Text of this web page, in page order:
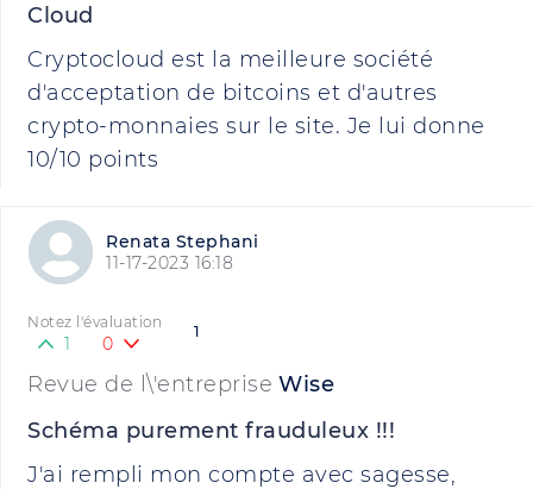
Cloud
Cryptocloud est la meilleure société
d'acceptation de bitcoins et d'autres
crypto-monnaies sur le site. Je lui donne
10/10 points
Renata Stephani
11-17-2023 16:18
1
Notez l'évaluation
1 0
Revue de l\'entreprise Wise
Schéma purement frauduleux !!!
J'ai rempli mon compte avec sagesse,